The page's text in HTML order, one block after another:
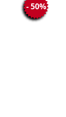
- 50%